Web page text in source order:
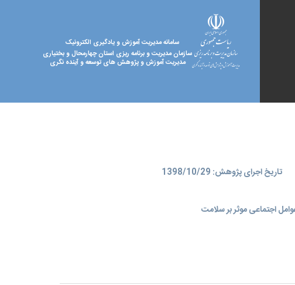
سامانه مدیریت آموزش و یادگیری الکترونیک
سازمان مدیریت و برنامه ریزی استان چهارمحال و بختیاری
مدیریت آموزش و پژوهش های توسعه و آینده نگری
تاریخ اجرای پژوهش: 1398/10/29
اجتماعی موثر بر سلامت